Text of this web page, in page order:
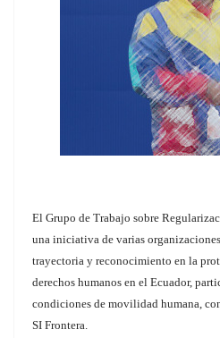
El Grupo de Trabajo sobre
una iniciativa de varias
trayectoria y reconocimiento en la
derechos humanos en el Ecuador,
condiciones de movilidad humana,
SI Frontera.